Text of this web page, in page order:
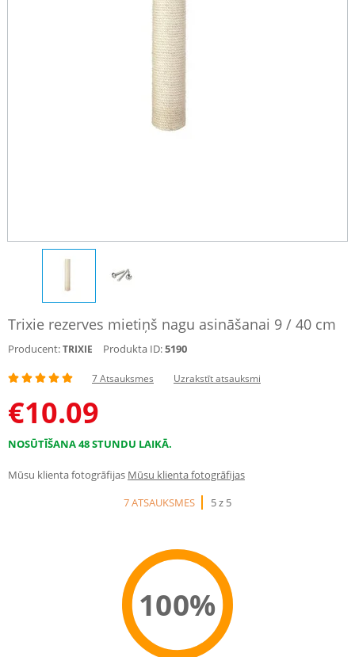
Trixie rezerves mietiņš nagu asināšanai 9 / 40 cm
Producent:TRIXIE Produkta ID:5190
7 Atsauksmes Uzrakstīt atsauksmi
€10.09
NOSŪTĪŠANA 48 STUNDU LAIKĀ.
Mūsu klienta fotogrāfijas Mūsu klienta fotogrāfijas
7 ATSAUKSMES
5 z 5
100%